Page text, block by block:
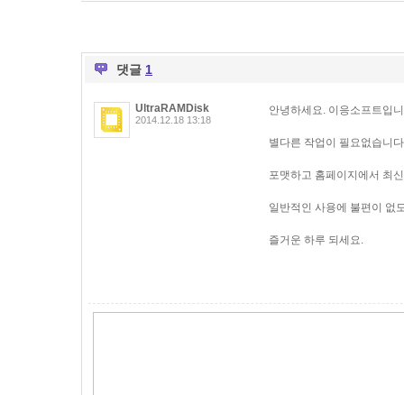
댓글 1
UltraRAMDisk
2014.12.18 13:18
안녕하세요. 이응소프트입
별다른 작업이 필요없습니
포맷하고 홈페이지에서 최
일반적인 사용에 불편이 없
즐거운 하루 되세요.